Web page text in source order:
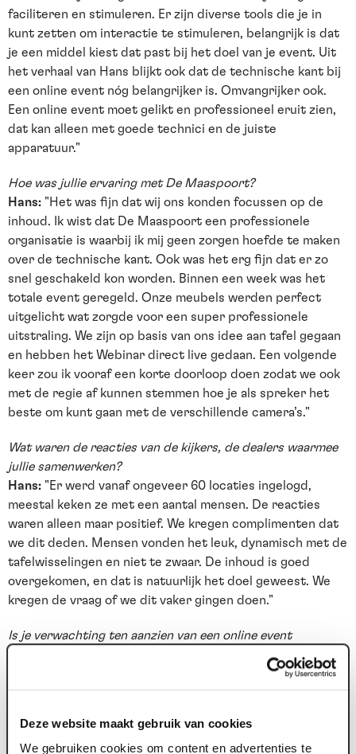
Deze website maakt gebruik van cookies
We gebruiken cookies om content en advertenties te
faciliteren en stimuleren. Er zijn diverse tools die je in
kunt zetten om interactie te stimuleren, belangrijk is dat
je een middel kiest dat past bij het doel van je event. Uit
het verhaal van Hans blijkt ook dat de technische kant bij
een online event nóg belangrijker is. Omvangrijker ook.
Een online event moet gelikt en professioneel eruit zien,
dat kan alleen met goede technici en de juiste
apparatuur."
Hoe was jullie ervaring met De Maaspoort?
Hans: "Het was fijn dat wij ons konden focussen op de
inhoud. Ik wist dat De Maaspoort een professionele
organisatie is waarbij ik mij geen zorgen hoefde te maken
over de technische kant. Ook was het erg fijn dat er zo
snel geschakeld kon worden. Binnen een week was het
totale event geregeld. Onze meubels werden perfect
uitgelicht wat zorgde voor een super professionele
uitstraling. We zijn op basis van ons idee aan tafel gegaan
en hebben het Webinar direct live gedaan. Een volgende
keer zou ik vooraf een korte doorloop doen zodat we ook
met de regie af kunnen stemmen hoe je als spreker het
beste om kunt gaan met de verschillende camera’s."
Wat waren de reacties van de kijkers, de dealers waarmee
jullie samenwerken?
Hans: "Er werd vanaf ongeveer 60 locaties ingelogd,
meestal keken ze met een aantal mensen. De reacties
waren alleen maar positief. We kregen complimenten dat
we dit deden. Mensen vonden het leuk, dynamisch met de
tafelwisselingen en niet te zwaar. De inhoud is goed
overgekomen, en dat is natuurlijk het doel geweest. We
kregen de vraag of we dit vaker gingen doen."
Is je verwachting ten aanzien van een online event
"Absoluut! We wisten vooraf niet goed of de
presentatie van ons nieuws en de informatie die we
was het fijner en beter dan vooraf gedacht. Vooral de
interactie en het contact met onze dealers voelde